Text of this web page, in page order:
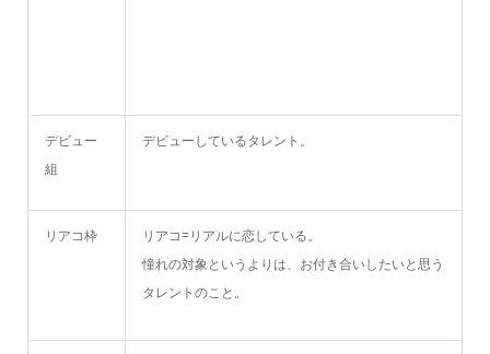
デビュー
組
デビューしているタレント。
リアコ枠
リアコ=リアルに恋している。
憧れの対象というよりは、お付き合いしたいと思う
タレントのこと。